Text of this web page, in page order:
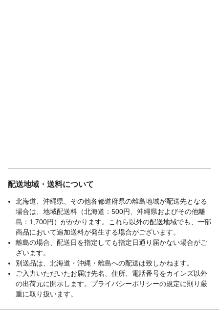
配送地域・送料について
北海道、沖縄県、その他各都道府県の離島地域が配送先となる
場合は、地域配送料（北海道：500円、沖縄県およびその他離
島：1,700円）がかかります。これら以外の配送地域でも、一部
商品において追加送料が発生する場合がございます。
離島の場合、配送日を指定しても指定日通り届かない場合がご
ざいます。
別送品は、北海道・沖縄・離島への配送は致しかねます。
ご入力いただいたお届け先名、住所、電話番号をカインズ以外
の出荷元に開示します。プライバシーポリシーの規定に則り厳
重に取り扱います。